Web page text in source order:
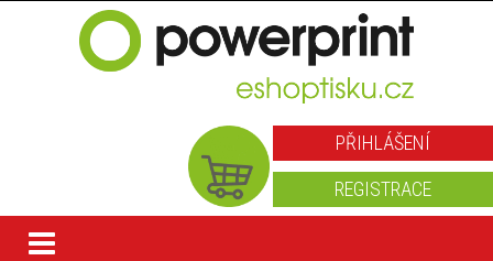
PŘIHLÁŠENÍ
REGISTRACE